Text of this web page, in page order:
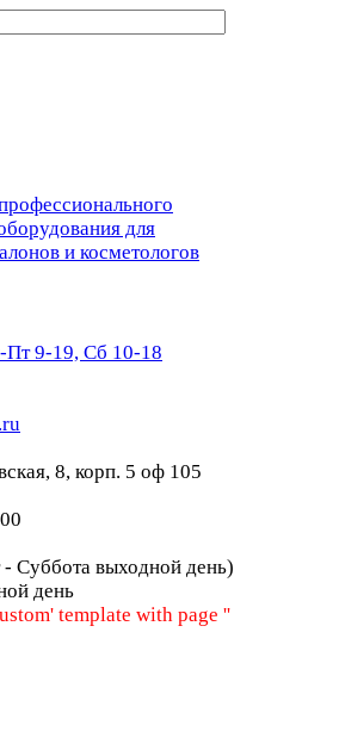
9-19, Сб 10-18
8, корп. 5 оф 105
Суббота выходной день)
день
template with page ''